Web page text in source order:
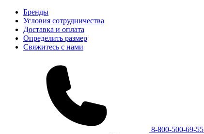
Бренды
Условия сотрудничества
Доставка и оплата
Определить размер
Свяжитесь с нами
8-800-500-69-55